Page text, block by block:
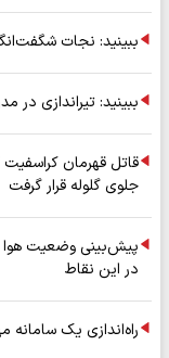
ببینید: نجات
ببینید: تیراندازی در
قاتل قهرمان
جلوی گلوله قرار گرفت
پیش‌بینی وضعیت هوا
در این نقاط
راه‌اندازی یک سامانه